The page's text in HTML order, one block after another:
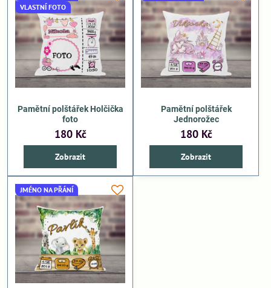
VLASTNÍ FOTO
Pamětní polštářek Holčička
foto
180 Kč
Zobrazit
Pamětní polštářek
Jednorožec
180 Kč
Zobrazit
JMÉNO NA PŘÁNÍ